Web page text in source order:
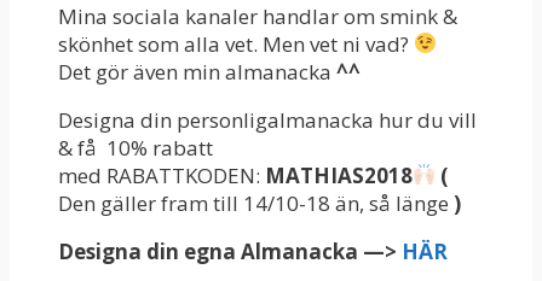
Mina sociala kanaler handlar om smink &
skönhet som alla vet. Men vet ni vad?
Det gör även min almanacka ^^
Designa din personligalmanacka hur du vill
& få 10% rabatt
med RABATTKODEN: MATHIAS2018
(
Den gäller fram till 14/10-18 än, så länge )
Designa din egna Almanacka —> HÄR